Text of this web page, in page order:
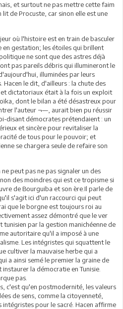
et surtout ne pas mettre cette faim
de Procuste, car sinon elle est une
où l'histoire est en train de basculer
en gestation; les étoiles qui brillent
ne sont que des astres déjà
pas pareils débris qui illumineront le
illuminées par leurs
Hacen le dit, d'ailleurs : la chute des
dictatoriaux était à la fois un exploit
dont le bilan a été désastreux pour
l'auteur ¬—, aurait bien pu réussir
disant démocrates prétendaient : un
et sincère pour revitaliser la
de tous pour le pouvoir; et
se chargera seule de refaire son
peut pas ne pas signaler un des
des moindres qui est ce tropisme si
de Bourguiba et son ère.Il parle de
s'agit ici d'un raccourci qui peut
que le borgne est toujours roi au
assez démontré que le ver
par la gestion manichéenne de
autoritaire qu'il a imposé à une
Les intégristes qui squattent le
cultiver la mauvaise herbe qui a
a ainsi semé le premier la graine de
la démocratie en Tunisie.
pas.
c'est qu'en postmodernité, les valeurs
de sens, comme la citoyenneté,
pour le sacré. Hacen affirme